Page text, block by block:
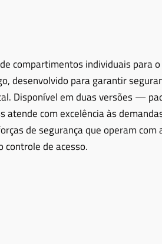
compartimentos individuais para o
desenvolvido para garantir
Disponível em duas versões —
com excelência às
de segurança que operam com
controle de acesso.